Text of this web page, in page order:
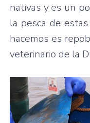
nativas y es un
la pesca de
hacemos es
veterinario de la